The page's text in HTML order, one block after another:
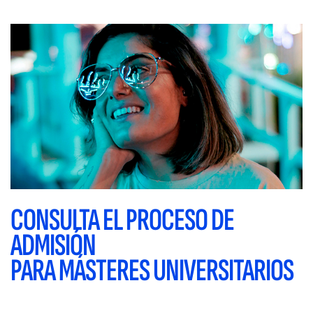
CONSULTA EL PROCESO DE
ADMISIÓN
PARA MÁSTERES UNIVERSITARIOS